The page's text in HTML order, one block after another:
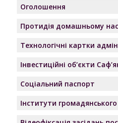
Оголошення
Протидія домашньому
Технологічні картки
Інвестиційні об’єкти
Соціальний паспорт
Інститути громадянського